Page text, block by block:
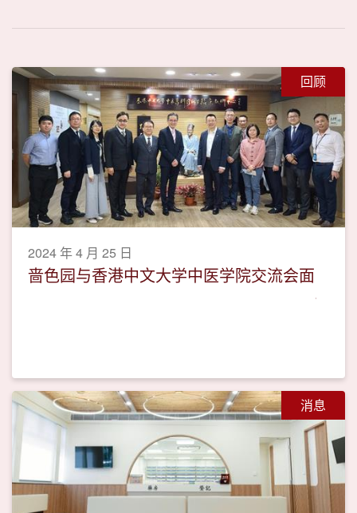
回顾
2024 年 4 月 25 日
啬色园与香港中文大学中医学院交流会面
消息